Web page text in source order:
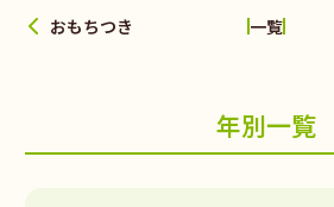
おもちつき 一覧
年別一覧